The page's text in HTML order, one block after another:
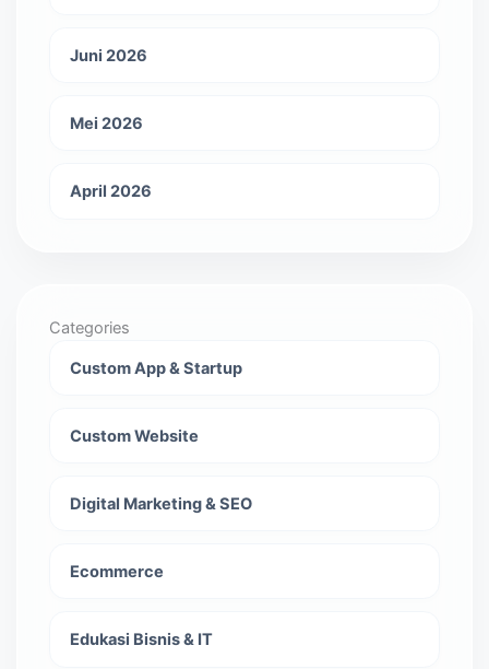
Juni 2026
Mei 2026
April 2026
Categories
Custom App & Startup
Custom Website
Digital Marketing & SEO
Ecommerce
Edukasi Bisnis & IT